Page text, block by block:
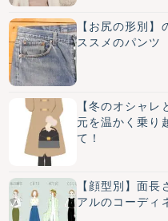
【お尻の形別
ススメのパンツ
【冬のオシャ
元を温かく乗り
て！
【顔型別】面
アルのコーディ